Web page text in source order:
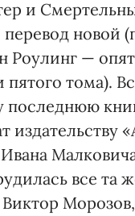
и
новой
Роулинг —
пятого тома).
последнюю
издательству
все та